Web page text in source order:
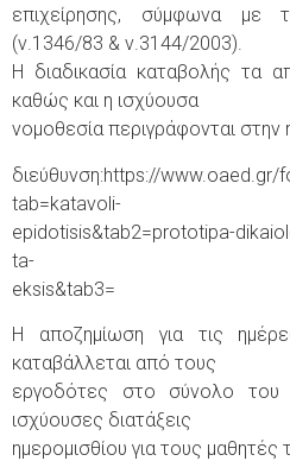
επιχείρησης, σύμφωνα με
(ν.1346/83 & ν.3144/2003).
Η διαδικασία καταβολής τα
καθώς και η ισχύουσα
νομοθεσία περιγράφονται στην
διεύθυνση:https://www.oaed.gr/
tab=katavoli-
epidotisis&tab2=prototipa-
ta-
eksis&tab3=
Η αποζημίωση για τις
καταβάλλεται από τους
εργοδότες στο σύνολο του
ισχύουσες διατάξεις
ημερομισθίου για τους